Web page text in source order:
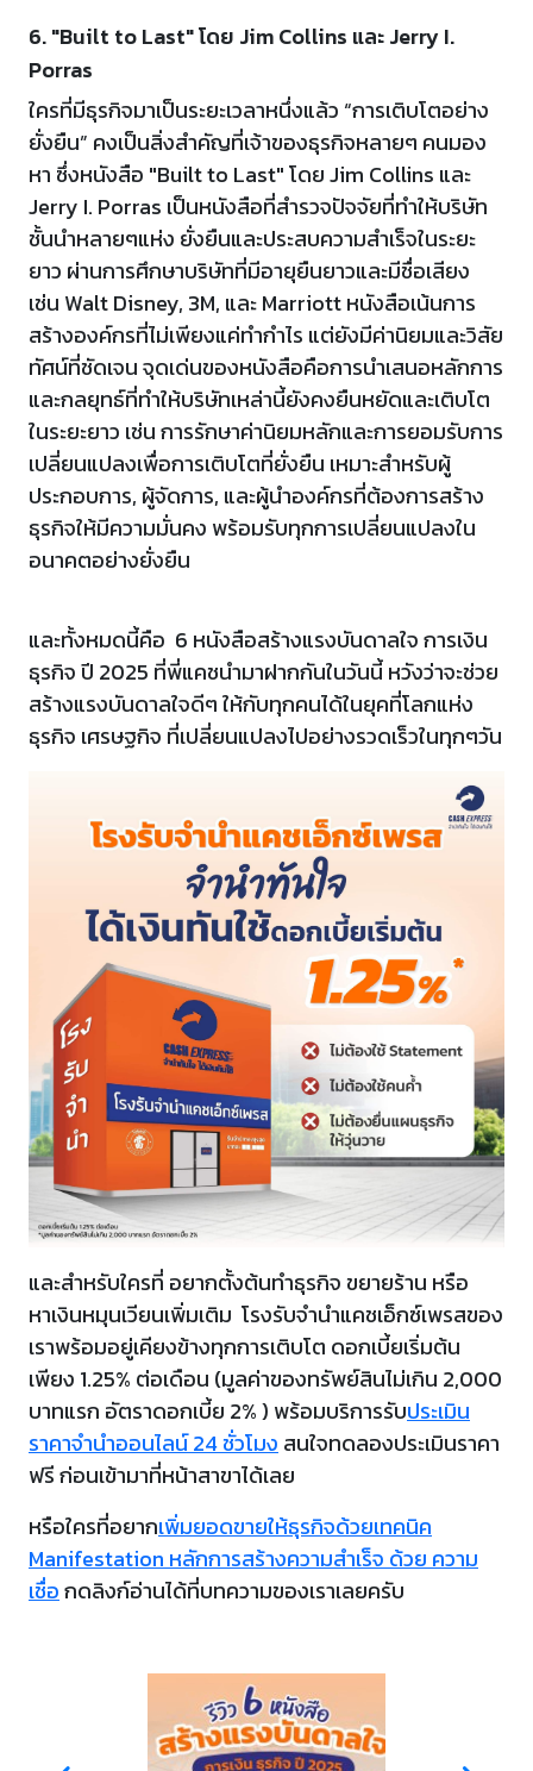
6. "Built to Last" โดย Jim Collins และ Jerry I.
Porras
ใครที่มีธุรกิจมาเป็นระยะเวลาหนึ่งแล้ว “การเติบโตอย่าง
ยั่งยืน” คงเป็นสิ่งสำคัญที่เจ้าของธุรกิจหลายๆ คนมอง
หา ซึ่งหนังสือ "Built to Last" โดย Jim Collins และ
Jerry I. Porras เป็นหนังสือที่สำรวจปัจจัยที่ทำให้บริษัท
ชั้นนำหลายๆแห่ง ยั่งยืนและประสบความสำเร็จในระยะ
ยาว ผ่านการศึกษาบริษัทที่มีอายุยืนยาวและมีชื่อเสียง
เช่น Walt Disney, 3M, และ Marriott หนังสือเน้นการ
สร้างองค์กรที่ไม่เพียงแค่ทำกำไร แต่ยังมีค่านิยมและวิสัย
ทัศน์ที่ชัดเจน จุดเด่นของหนังสือคือการนำเสนอหลักการ
และกลยุทธ์ที่ทำให้บริษัทเหล่านี้ยังคงยืนหยัดและเติบโต
ในระยะยาว เช่น การรักษาค่านิยมหลักและการยอมรับการ
เปลี่ยนแปลงเพื่อการเติบโตที่ยั่งยืน เหมาะสำหรับผู้
ประกอบการ, ผู้จัดการ, และผู้นำองค์กรที่ต้องการสร้าง
ธุรกิจให้มีความมั่นคง พร้อมรับทุกการเปลี่ยนแปลงใน
อนาคตอย่างยั่งยืน
และทั้งหมดนี้คือ 6 หนังสือสร้างแรงบันดาลใจ การเงิน
ธุรกิจ ปี 2025 ที่พี่แคชนำมาฝากกันในวันนี้ หวังว่าจะช่วย
สร้างแรงบันดาลใจดีๆ ให้กับทุกคนได้ในยุคที่โลกแห่ง
ธุรกิจ เศรษฐกิจ ที่เปลี่ยนแปลงไปอย่างรวดเร็วในทุกๆวัน
และสำหรับใครที่ อยากตั้งต้นทำธุรกิจ ขยายร้าน หรือ
หาเงินหมุนเวียนเพิ่มเติม โรงรับจำนำแคชเอ็กซ์เพรสของ
เราพร้อมอยู่เคียงข้างทุกการเติบโต ดอกเบี้ยเริ่มต้น
เพียง 1.25% ต่อเดือน (มูลค่าของทรัพย์สินไม่เกิน 2,000
บาทแรก อัตราดอกเบี้ย 2% ) พร้อมบริการรับประเมิน
ราคาจำนำออนไลน์ 24 ชั่วโมง สนใจทดลองประเมินราคา
ฟรี ก่อนเข้ามาที่หน้าสาขาได้เลย
หรือใครที่อยากเพิ่มยอดขายให้ธุรกิจด้วยเทคนิค
Manifestation หลักการสร้างความสำเร็จ ด้วย ความ
เชื่อกดลิงก์อ่านได้ที่บทความของเราเลยครับ